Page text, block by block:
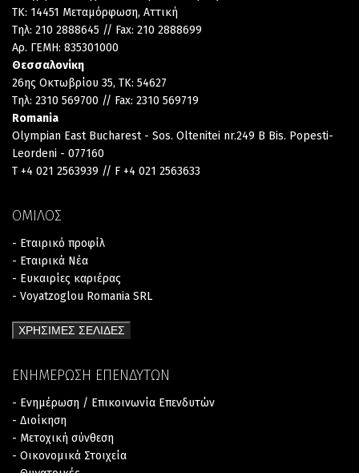
TK: 14451 Μεταμόρφωση, Αττική
Τηλ: 210 2888645 // Fax: 210 2888699
Αρ. ΓΕΜΗ: 835301000
Θεσσαλονίκη
26ης Οκτωβρίου 35, TK: 54627
Τηλ: 2310 569700 // Fax: 2310 569719
Romania
Olympian East Bucharest - Sos. Oltenitei nr.249 B Bis. Popesti-
Leordeni - 077160
T +4 021 2563939 // F +4 021 2563633
ΟΜΙΛΟΣ
- Εταιρικό προφίλ
- Εταιρικά Νέα
- Ευκαιρίες καριέρας
- Voyatzoglou Romania SRL
ΧΡΗΣΙΜΕΣ ΣΕΛΙΔΕΣ
ΕΝΗΜΕΡΩΣΗ ΕΠΕΝΔΥΤΩΝ
- Ενημέρωση / Επικοινωνία Επενδυτών
- Διοίκηση
- Μετοχική σύνθεση
- Οικονομικά Στοιχεία